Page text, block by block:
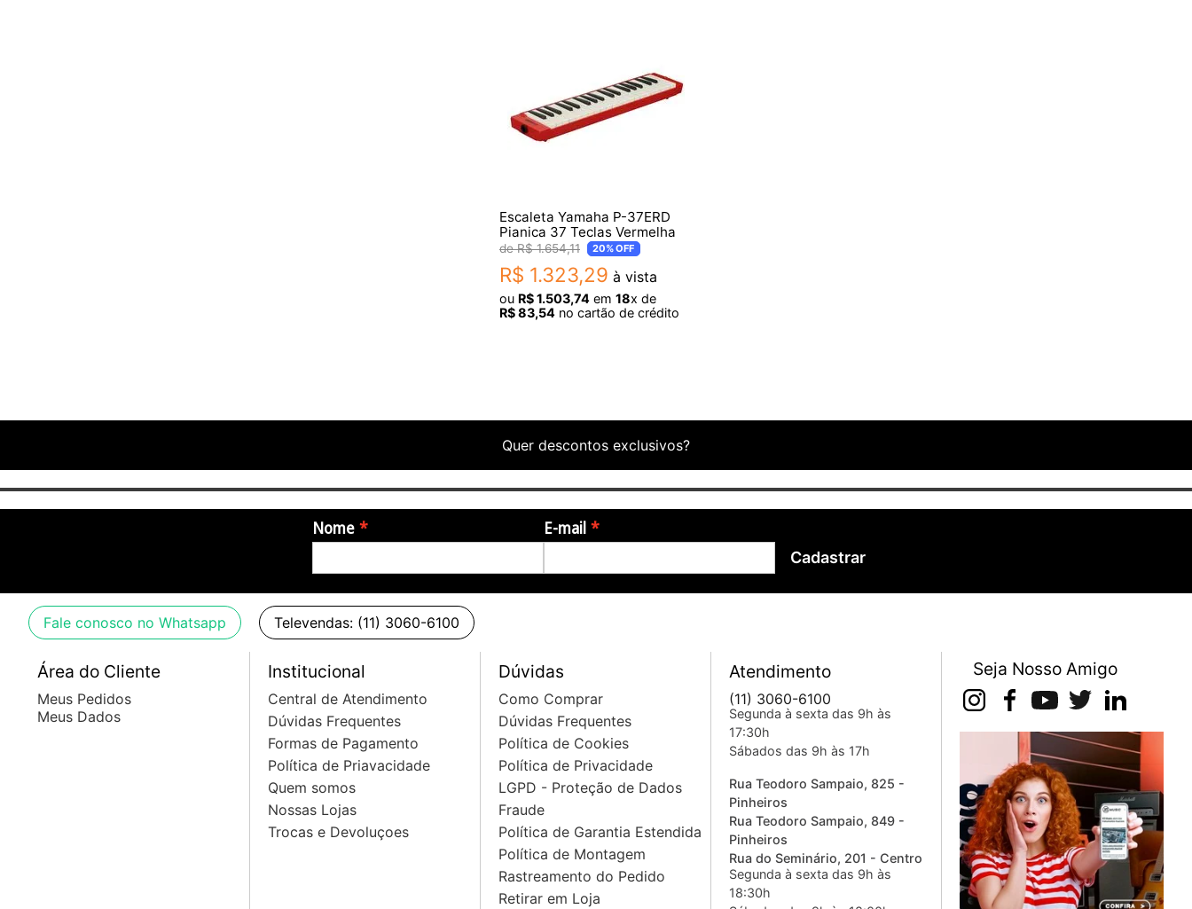
Escaleta Yamaha P-37ERD
Pianica 37 Teclas Vermelha
R$ 1.654,11 20%OFF
R$ 1.323,29 à vista
ou R$1.503,74 em 18x de
R$83,54 no cartão de crédito
Quer descontos exclusivos?
Nome E-mail
Cadastrar
Fale conosco no Whatsapp Televendas: (11) 3060-6100
Área do Cliente
Meus Pedidos
Meus Dados
Institucional
Central de Atendimento
Dúvidas Frequentes
Formas de Pagamento
Política de Priavacidade
Quem somos
Nossas Lojas
Trocas e Devoluçoes
Dúvidas
Como Comprar
Dúvidas Frequentes
Política de Cookies
Política de Privacidade
LGPD - Proteção de Dados
Fraude
Política de Garantia Estendida
Política de Montagem
Rastreamento do Pedido
Retirar em Loja
Atendimento
(11) 3060-6100
Segunda à sexta das 9h às
17:30h
Sábados das 9h às 17h
Rua Teodoro Sampaio, 825 -
Pinheiros
Rua Teodoro Sampaio, 849 -
Pinheiros
Rua do Seminário, 201 - Centro
Segunda à sexta das 9h às
18:30h
Seja Nosso Amigo